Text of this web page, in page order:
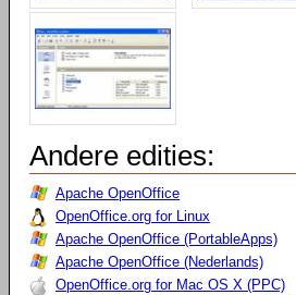
Andere edities:
Apache OpenOffice
OpenOffice.org for Linux
Apache OpenOffice (PortableApps)
Apache OpenOffice (Nederlands)
OpenOffice.org for Mac OS X (PPC)